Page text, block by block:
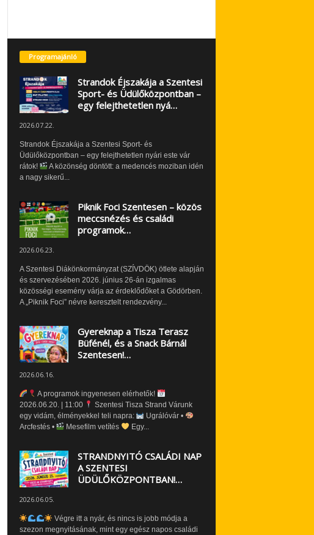
Programajánló
Strandok Éjszakája a Szentesi
Sport- és Üdülőközpontban –
egy felejthetetlen nyá…
2026.07.22.
Strandok Éjszakája a Szentesi Sport- és
Üdülőközpontban – egy felejthetetlen nyári este vár
rátok!
A közönség döntött: a medencés moziban idén
a nagy sikerű...
Piknik Foci Szentesen – közös
meccsnézés és családi
programok…
2026.06.23.
A Szentesi Diákönkormányzat (SZÍVDÖK) ötlete alapján
és szervezésében 2026. június 26-án izgalmas
közösségi esemény várja az érdeklődőket a Gödörben.
A „Piknik Foci” névre keresztelt rendezvény...
Gyereknap a Tisza Terasz
Büfénél, és a Snack Bárnál
Szentesen!…
2026.06.16.
A programok ingyenesen elérhetők!
2026.06.20. | 11:00
Szentesi Tisza Strand Várunk
egy vidám, élményekkel teli napra:
Ugrálóvár •
Arcfestés •
Mesefilm vetítés Egy...
STRANDNYITÓ CSALÁDI NAP
A SZENTESI
ÜDÜLŐKÖZPONTBAN!…
2026.06.05.
Végre itt a nyár, és nincs is jobb módja a
szezon megnyitásának, mint egy egész napos családi